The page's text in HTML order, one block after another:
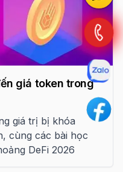
giá token trong
giá trị bị khóa
cùng các bài học
DeFi 2026